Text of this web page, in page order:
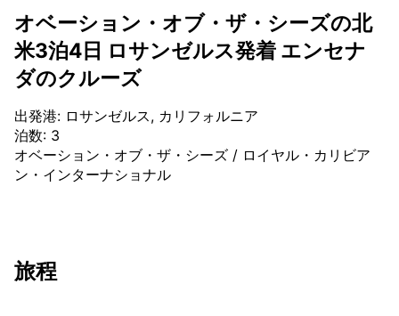
オベーション・オブ・ザ・シーズの北
米3泊4日 ロサンゼルス発着 エンセナ
ダのクルーズ
出発港: ロサンゼルス, カリフォルニア
泊数: 3
オベーション・オブ・ザ・シーズ / ロイヤル・カリビア
ン・インターナショナル
旅程